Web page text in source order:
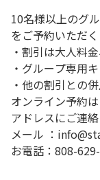
10名様以上のグ
をご予約いただ
・割引は大人料
・グループ専用
・他の割引との
オンライン予約
アドレスにご連
メール ：
お電話：808-